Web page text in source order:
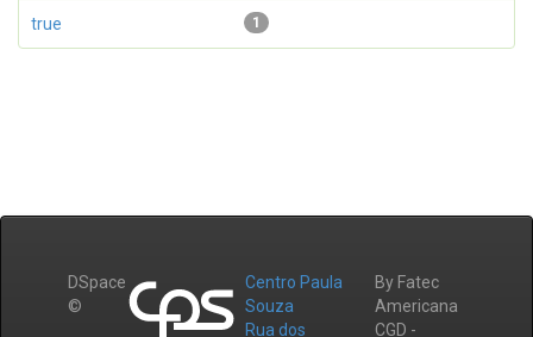
1
true
DSpace
©
Centro Paula
Souza
Rua dos
By Fatec
Americana
CGD -